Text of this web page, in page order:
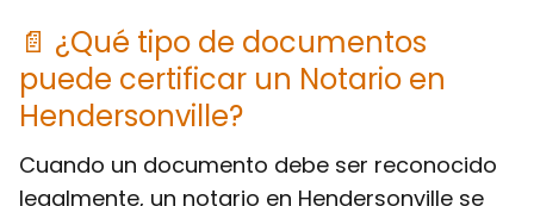
📄 ¿Qué tipo de documentos
puede certificar un Notario en
Hendersonville?
Cuando un documento debe ser reconocido
legalmente, un notario en Hendersonville se